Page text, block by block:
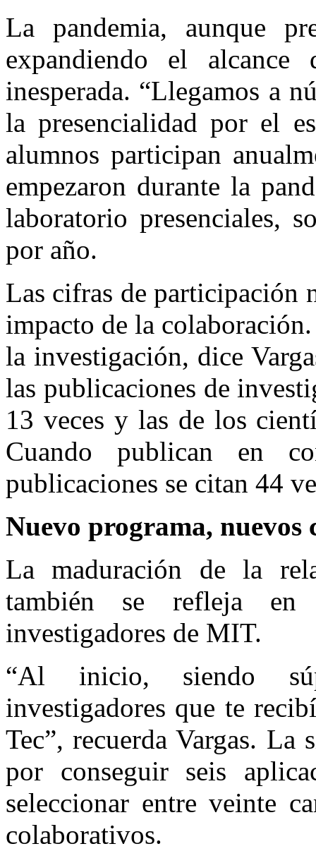
La pandemia, aunque
expandiendo el
inesperada. “Llegamos a
la presencialidad por el
alumnos participan
empezaron durante la
laboratorio presenciales,
por año.
Las cifras de participación
impacto de la
la investigación, dice
las publicaciones de
13 veces y las de los
Cuando publican en
publicaciones se citan 44
Nuevo programa, nuevos
La maduración de la
también se refleja
investigadores de MIT.
“Al inicio, siendo
investigadores que te
Tec”, recuerda Vargas.
por conseguir seis
seleccionar entre veinte
colaborativos.